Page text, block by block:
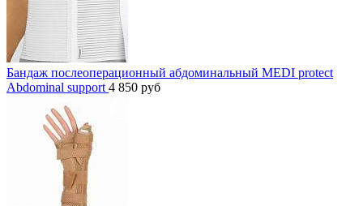
Бандаж послеоперационный абдоминальный MEDI protect
Abdominal support 4 850 руб